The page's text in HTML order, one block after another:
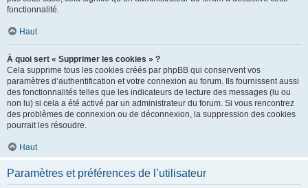
fonctionnalité.
Haut
À quoi sert « Supprimer les cookies » ?
Cela supprime tous les cookies créés par phpBB qui conservent vos
paramètres d’authentification et votre connexion au forum. Ils fournissent aussi
des fonctionnalités telles que les indicateurs de lecture des messages (lu ou
non lu) si cela a été activé par un administrateur du forum. Si vous rencontrez
des problèmes de connexion ou de déconnexion, la suppression des cookies
pourrait les résoudre.
Haut
Paramètres et préférences de l’utilisateur